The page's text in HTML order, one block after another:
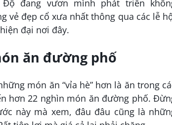
đang vươn mình phát triển
vẻ đẹp cổ xưa nhất thông qua các lễ
đại nơi đây.
ăn đường phố
món ăn “vỉa hè” hơn là ăn trong
hơn 22 nghìn món ăn đường phố.
này mà xem, đâu đâu cũng là